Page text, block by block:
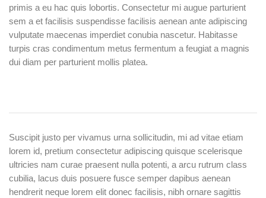
primis a eu hac quis lobortis. Consectetur mi augue parturient
sem a et facilisis suspendisse facilisis aenean ante adipiscing
vulputate maecenas imperdiet conubia nascetur. Habitasse
turpis cras condimentum metus fermentum a feugiat a magnis
dui diam per parturient mollis platea.
Suscipit justo per vivamus urna sollicitudin, mi ad vitae etiam
lorem id, pretium consectetur adipiscing quisque scelerisque
ultricies nam curae praesent nulla potenti, a arcu rutrum class
cubilia, lacus duis posuere fusce semper dapibus aenean
hendrerit neque lorem elit donec facilisis, nibh ornare sagittis